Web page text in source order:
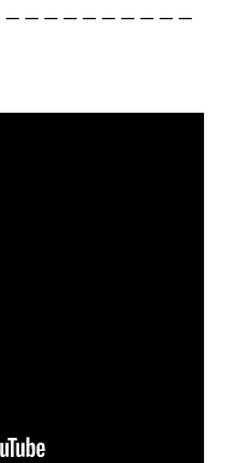
ーーーーーーーーー